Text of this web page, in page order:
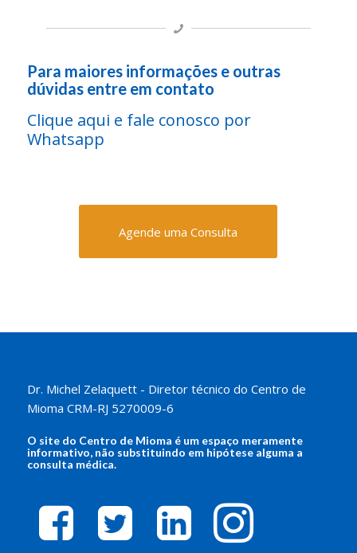
Para maiores informações e outras
dúvidas entre em contato
Clique aqui e fale conosco por
Whatsapp
Agende uma Consulta
Dr. Michel Zelaquett - Diretor técnico do Centro de
Mioma CRM-RJ 5270009-6
O site do Centro de Mioma é um espaço meramente
informativo, não substituindo em hipótese alguma a
consulta médica.
facebook-
square
twitter-
square
linkedin-
square
instagram